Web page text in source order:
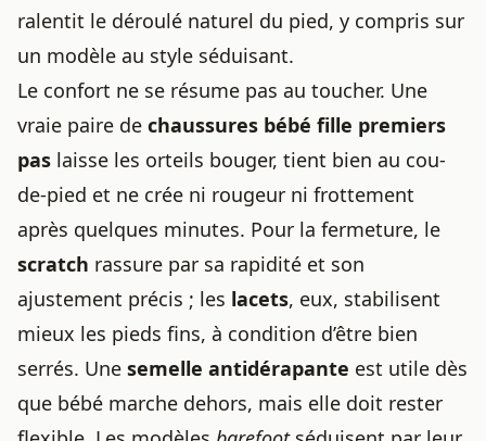
ralentit le déroulé naturel du pied, y compris sur
un modèle au style séduisant.
Le confort ne se résume pas au toucher. Une
vraie paire de chaussures bébé fille premiers
pas laisse les orteils bouger, tient bien au cou-
de-pied et ne crée ni rougeur ni frottement
après quelques minutes. Pour la fermeture, le
scratch rassure par sa rapidité et son
ajustement précis ; les lacets, eux, stabilisent
mieux les pieds fins, à condition d’être bien
serrés. Une semelle antidérapante est utile dès
que bébé marche dehors, mais elle doit rester